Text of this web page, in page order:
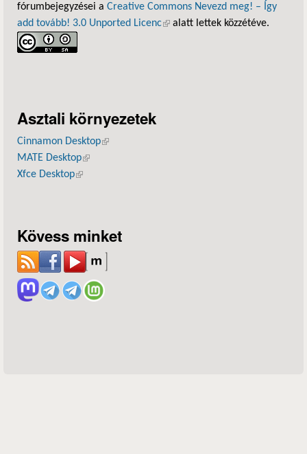
fórumbejegyzései a Creative Commons Nevezd meg! – Így
add tovább! 3.0 Unported Licenc(külső hivatkozás)
alatt lettek közzétéve.
Asztali környezetek
Cinnamon Desktop(külső hivatkozás)
MATE Desktop(külső hivatkozás)
Xfce Desktop(külső hivatkozás)
Kövess minket